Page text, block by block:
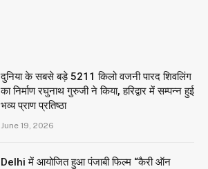
दुनिया के सबसे बड़े 5211 किलो वजनी पारद शिवलिंग
का निर्माण रघुनाथ गुरुजी ने किया, हरिद्वार में सम्पन्न हुई
भव्य प्राण प्रतिष्ठा
June 19, 2026
Delhi में आयोजित हुआ पंजाबी फिल्म “कैरी ऑन